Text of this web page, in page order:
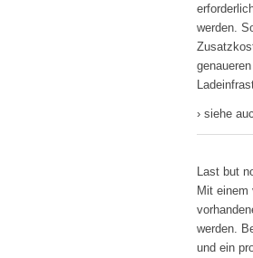
werden.
› siehe
Last but
Mit einem
werden.
und ein